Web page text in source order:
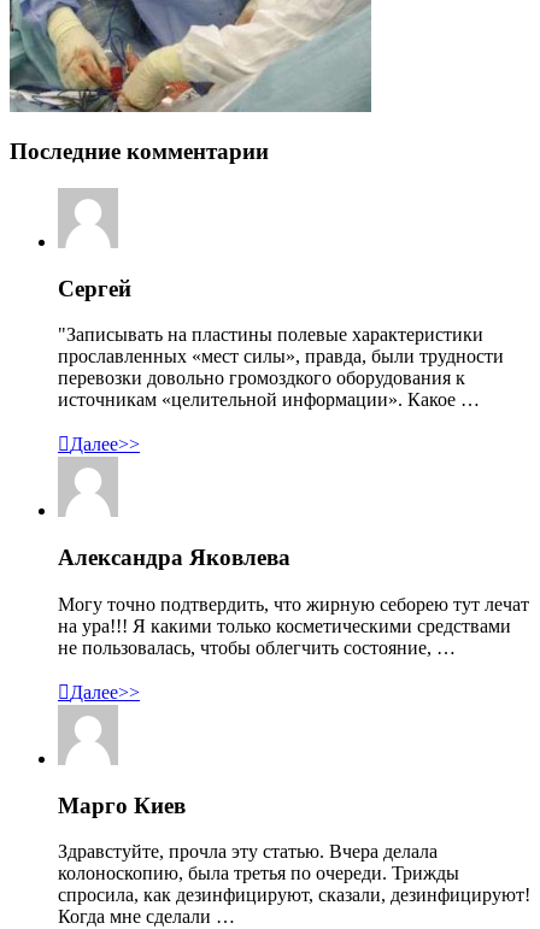
Последние комментарии
Сергей
"Записывать на пластины полевые характеристики
прославленных «мест силы», правда, были трудности
перевозки довольно громоздкого оборудования к
источникам «целительной информации». Какое …
Далее>>
Александра Яковлева
Могу точно подтвердить, что жирную себорею тут лечат
на ура!!! Я какими только косметическими средствами
не пользовалась, чтобы облегчить состояние, …
Далее>>
Марго Киев
Здравстуйте, прочла эту статью. Вчера делала
колоноскопию, была третья по очереди. Трижды
спросила, как дезинфицируют, сказали, дезинфицируют!
Когда мне сделали …